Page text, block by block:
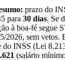
prazo do
para 30 dias. Se
à boa-fé segue
2026, sem vetos.
do INSS (Lei
(salário